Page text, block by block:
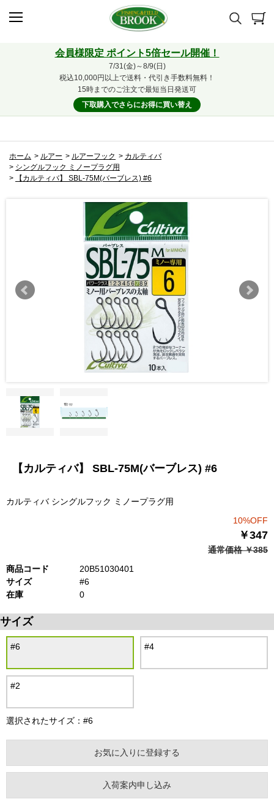
会員様限定 ポイント5倍セール開催！
7/31(金)～8/9(日)
税込10,000円以上で送料・代引き手数料無料！
15時までのご注文で最短当日発送可
下取購入でさらにお得に買い替え
ホーム > ルアー > ルアーフック > カルティバ
> シングルフック ミノープラグ用
>
【カルティバ】 SBL-75M(バーブレス) #6
【カルティバ】 SBL-75M(バーブレス) #6
カルティバ シングルフック ミノープラグ用
10%OFF
￥347
通常価格 ￥385
商品コード
20B51030401
サイズ
#6
在庫
0
サイズ
#6 #4
#2
選択されたサイズ：#6
お気に入りに登録する
入荷案内申し込み